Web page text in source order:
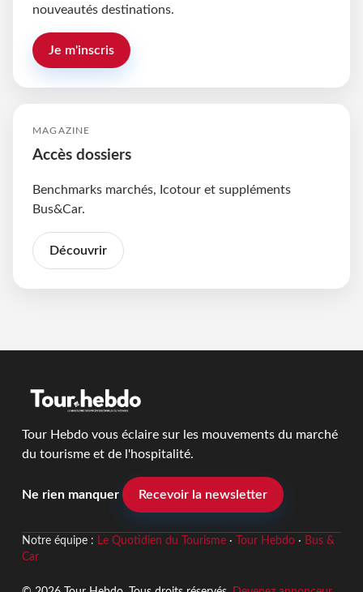
nouveautés destinations.
Je m'inscris
MAGAZINE
Accès dossiers
Benchmarks marchés, Icotour et suppléments
Bus&Car.
Découvrir
Tour Hebdo vous éclaire sur les mouvements du marché
du tourisme et de l'hospitalité.
Ne rien manquer Recevoir la newsletter
Notre équipe : Le Quotidien du Tourisme· Tour Hebdo· Bus &
Car